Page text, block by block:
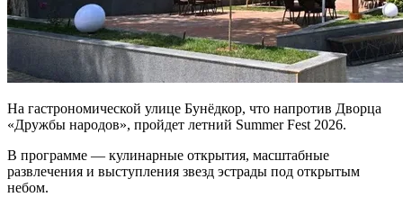
На гастрономической улице Бунёдкор, что напротив Дворца
«Дружбы народов», пройдет летний Summer Fest 2026.
В программе — кулинарные открытия, масштабные
развлечения и выступления звезд эстрады под открытым
небом.